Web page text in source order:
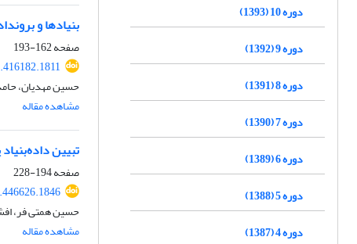
بنیادها و
صفحه162-193
حسین مهدیان،
مشاهده مقاله
تبیین
صفحه194-228
حسین همتی فر،
مشاهده مقاله
دوره 10 (1393)
دوره 9 (1392)
دوره 8 (1391)
دوره 7 (1390)
دوره 6 (1389)
دوره 5 (1388)
دوره 4 (1387)